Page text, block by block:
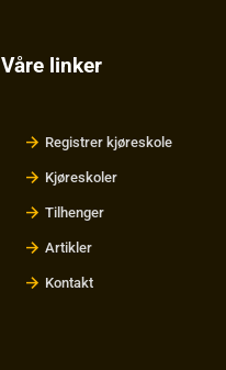
Våre linker
Registrer kjøreskole
Kjøreskoler
Tilhenger
Artikler
Kontakt